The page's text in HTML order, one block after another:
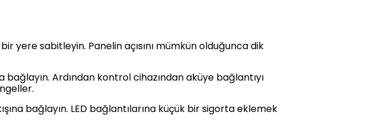
yere sabitleyin. Panelin açısını mümkün olduğunca dik
Ardından kontrol cihazından aküye bağlantıyı
bağlayın. LED bağlantılarına küçük bir sigorta eklemek